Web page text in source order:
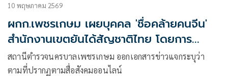
10 พฤษภาคม 2569
ผกก.เพชรเกษม เผยบุคคล 'ชื่อคล้ายคนจีน'
สำนักงานเขตยันได้สัญชาติไทย โดยการ
พิสูจน์สัญชาติ
สถานีตำรวจนครบาลเพชรเกษม ออกเอกสารข่าวแจกระบุว่า
ตามที่ปรากฏตามสื่อสังคมออนไลน์